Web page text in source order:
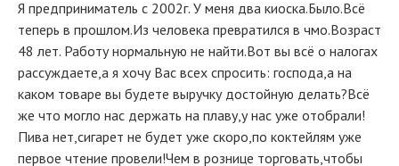
Я предприниматель с 2002г. У меня два киоска.Было.Всё
теперь в прошлом.Из человека превратился в чмо.Возраст
48 лет. Работу нормальную не найти.Вот вы всё о налогах
рассуждаете,а я хочу Вас всех спросить: господа,а на
каком товаре вы будете выручку достойную делать?Всё
же что могло нас держать на плаву,у нас уже отобрали!
Пива нет,сигарет не будет уже скоро,по коктейлям уже
первое чтение провели!Чем в рознице торговать,чтобы